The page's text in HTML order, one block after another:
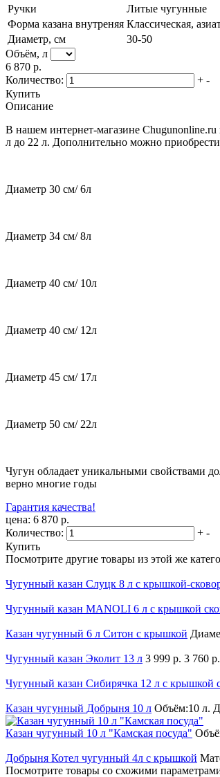
Ручки
Литые чугунные
Форма казана внутреняя Классическая,
Диаметр, см
30-50
Объём, л
6 870 р.
Количество:
+ -
Купить
Описание
В нашем интернет-магазине
л до 22 л. Дополнительно можно приобрести
Диаметр 30 см/ 6л
Диаметр 34 см/ 8л
Диаметр 40 см/ 10л
Диаметр 40 см/ 12л
Диаметр 45 см/ 17л
Диаметр 50 см/ 22л
Чугун обладает уникальными свойствами
верно многие годы
Гарантия качества!
цена: 6 870 р.
Количество:
+ -
Купить
Посмотрите другие товары из этой же
Чугунный казан Слуцк 8 л с крышкой-
Чугунный казан MANOLI 6 л c крышкой
Казан чугунный 6 л Ситон с крышкой
Чугунный казан Эколит 13 л 3 999 р. 3 760 р.
Чугунный казан Сибирячка 12 л c крышкой
Казан чугунный Добрыня 10 л Объём:10 л.
Казан чугунный 10 л "Камская посуда"
Добрыня Котел чугунный 4л с крышкой
Посмотрите товары со схожими